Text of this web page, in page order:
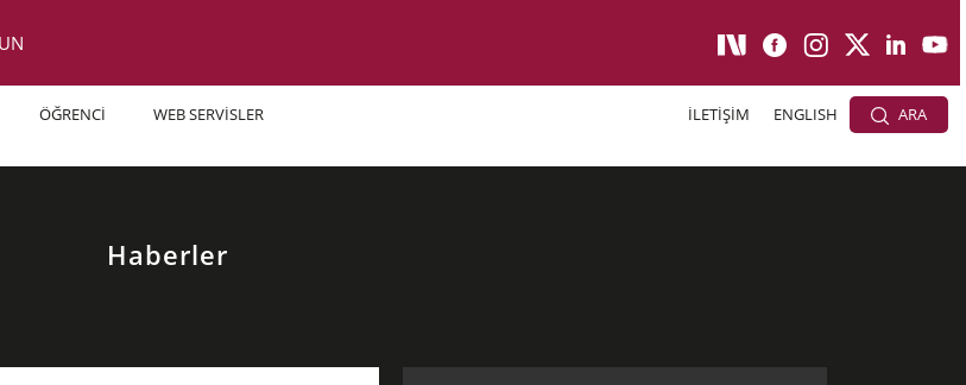
ÖĞRENCİ WEB SERVİSLER İLETİŞİM ENGLISH ARA
Haberler